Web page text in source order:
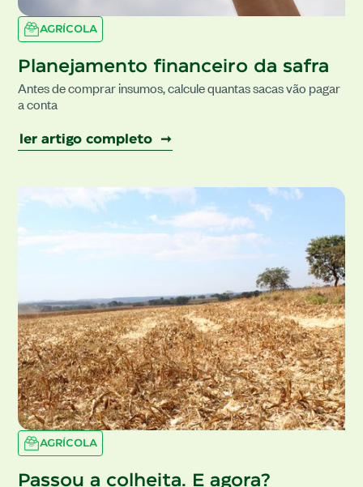
AGRÍCOLA
Planejamento financeiro da safra
Antes de comprar insumos, calcule quantas sacas vão pagar
a conta
ler artigo completo ➞
AGRÍCOLA
Passou a colheita. E agora?